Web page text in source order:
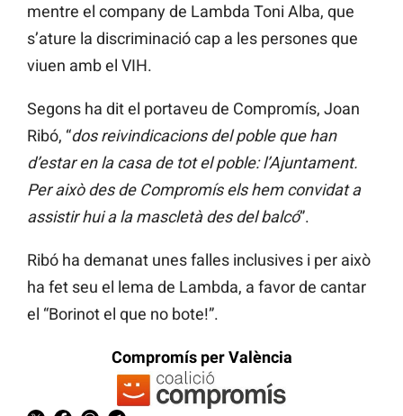
mentre el company de Lambda Toni Alba, que
s’ature la discriminació cap a les persones que
viuen amb el VIH.
Segons ha dit el portaveu de Compromís, Joan
Ribó, “dos reivindicacions del poble que han
d’estar en la casa de tot el poble: l’Ajuntament.
Per això des de Compromís els hem convidat a
assistir hui a la mascletà des del balcó”.
Ribó ha demanat unes falles inclusives i per això
ha fet seu el lema de Lambda, a favor de cantar
el “Borinot el que no bote!”.
Compromís per València